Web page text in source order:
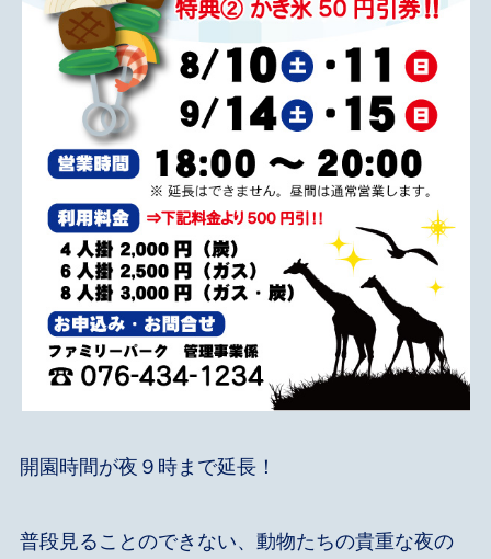
開園時間が夜９時まで延長！
普段見ることのできない、動物たちの貴重な夜の